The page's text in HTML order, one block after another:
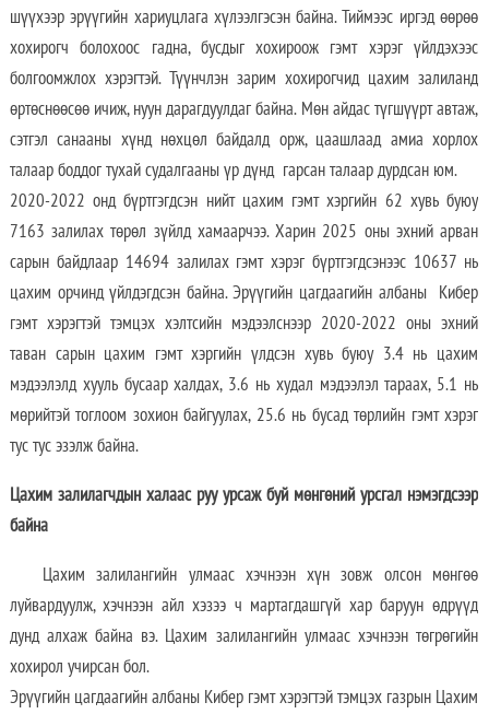
шүүхээр эрүүгийн хариуцлага хүлээлгэсэн байна. Тиймээс иргэд өөрөө
хохирогч болохоос гадна, бусдыг хохироож гэмт хэрэг үйлдэхээс
болгоомжлох хэрэгтэй. Түүнчлэн зарим хохирогчид цахим залиланд
өртөснөөсөө ичиж, нуун дарагдуулдаг байна. Мөн айдас түгшүүрт автаж,
сэтгэл санааны хүнд нөхцөл байдалд орж, цаашлаад амиа хорлох
талаар боддог тухай судалгааны үр дүнд гарсан талаар дурдсан юм.
2020-2022 онд бүртгэгдсэн нийт цахим гэмт хэргийн 62 хувь буюу
7163 залилах төрөл зүйлд хамаарчээ. Харин 2025 оны эхний арван
сарын байдлаар 14694 залилах гэмт хэрэг бүртгэгдсэнээс 10637 нь
цахим орчинд үйлдэгдсэн байна. Эрүүгийн цагдаагийн албаны Кибер
гэмт хэрэгтэй тэмцэх хэлтсийн мэдээлснээр 2020-2022 оны эхний
таван сарын цахим гэмт хэргийн үлдсэн хувь буюу 3.4 нь цахим
мэдээлэлд хууль бусаар халдах, 3.6 нь худал мэдээлэл тараах, 5.1 нь
мөрийтэй тоглоом зохион байгуулах, 25.6 нь бусад төрлийн гэмт хэрэг
тус тус эзэлж байна.
Цахим залилагчдын халаас руу урсаж буй мөнгөний урсгал нэмэгдсээр
байна
Цахим залилангийн улмаас хэчнээн хүн зовж олсон мөнгөө
луйвардуулж, хэчнээн айл хэзээ ч мартагдашгүй хар баруун өдрүүд
дунд алхаж байна вэ. Цахим залилангийн улмаас хэчнээн төгрөгийн
хохирол учирсан бол.
Эрүүгийн цагдаагийн албаны Кибер гэмт хэрэгтэй тэмцэх газрын Цахим